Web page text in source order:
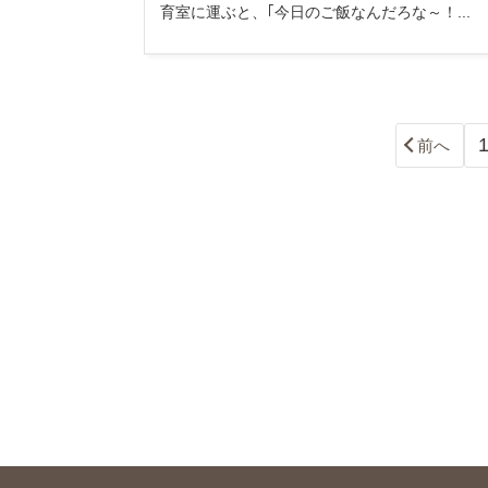
育室に運ぶと、｢今日のご飯なんだろな～！...
前へ 1